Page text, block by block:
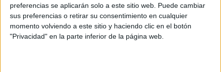
preferencias se aplicarán solo a este sitio web. Puede cambiar
sus preferencias o retirar su consentimiento en cualquier
momento volviendo a este sitio y haciendo clic en el botón
"Privacidad" en la parte inferior de la página web.